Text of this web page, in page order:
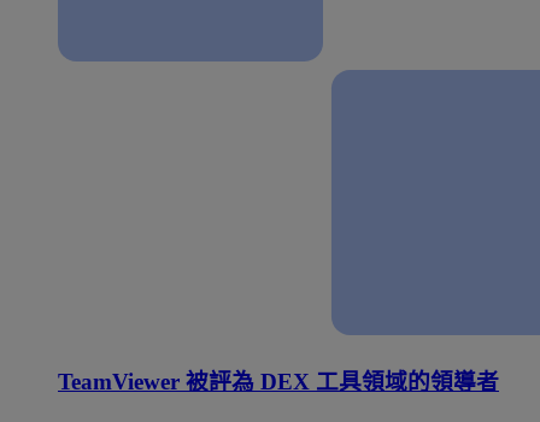
TeamViewer 被評為 DEX 工具領域的領導者